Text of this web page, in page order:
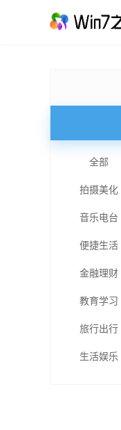
全部
拍摄美化
音乐电台
便捷生活
金融理财
教育学习
旅行出行
生活娱乐